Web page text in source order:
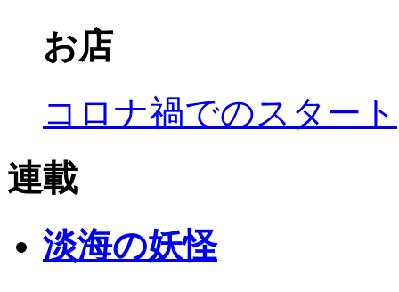
お店
コロナ禍でのスタート
連載
淡海の妖怪